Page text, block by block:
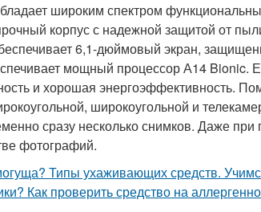
широким спектром
корпус с надежной защитой от
6,1-дюймовый экран,
мощный процессор А14 Bionic.
и хорошая энергоэффективность.
широкоугольной и
сразу несколько снимков. Даже
фотографий.
Типы ухаживающих средств.
Как проверить средство на